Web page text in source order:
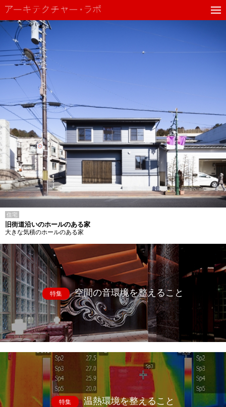
住宅
旧街道沿いのホールのある家
大きな気積のホールのある家
特集 空間の音環境を整えること
特集 温熱環境を整えること